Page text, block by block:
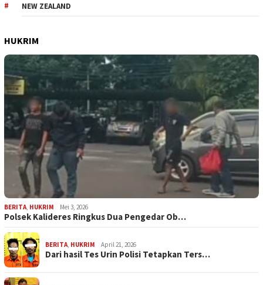
NEW ZEALAND
HUKRIM
BERITA, HUKRIM Mei 3, 2026
Polsek Kalideres Ringkus Dua Pengedar Ob…
BERITA, HUKRIM April 21, 2026
Dari hasil Tes Urin Polisi Tetapkan Ters…